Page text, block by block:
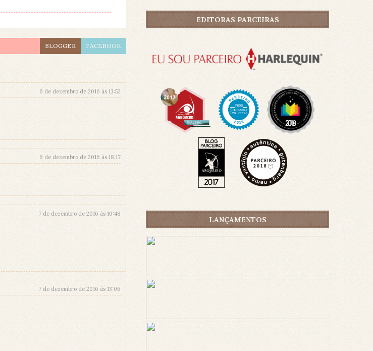
BLOGGER FACEBOOK
6 de dezembro de 2016 às 13:52
6 de dezembro de 2016 às 18:17
7 de dezembro de 2016 às 10:48
7 de dezembro de 2016 às 13:06
EDITORAS PARCEIRAS
LANÇAMENTOS